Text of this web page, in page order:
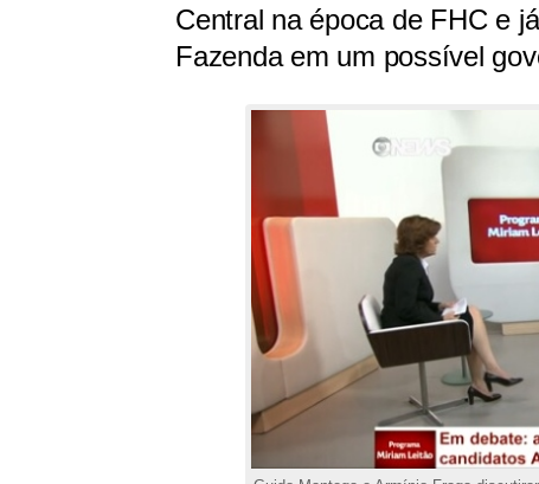
Central na época de FHC e
Fazenda em um possível